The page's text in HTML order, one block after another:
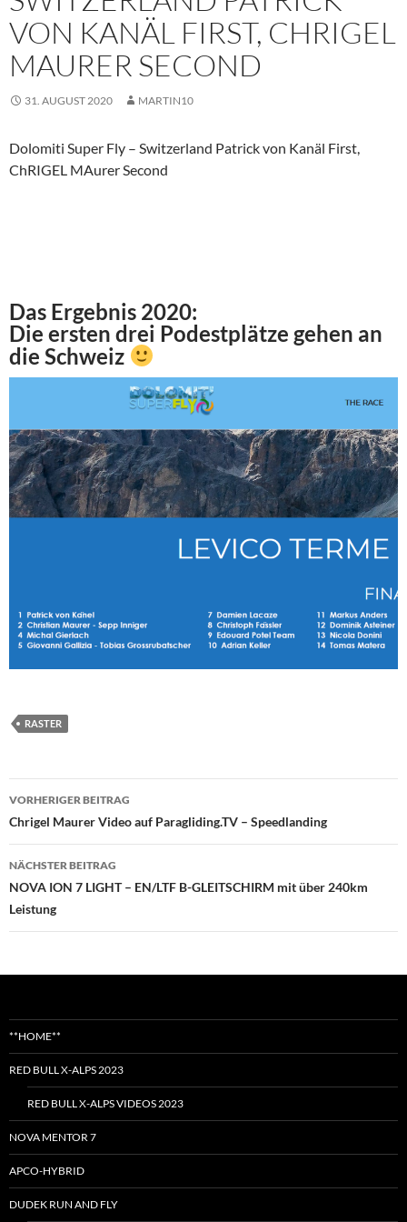
VON KANÄL FIRST, CHRIGEL
MAURER SECOND
31. AUGUST 2020 MARTIN10
Dolomiti Super Fly – Switzerland Patrick von Kanäl First,
ChRIGEL MAurer Second
Das Ergebnis 2020:
Die ersten drei Podestplätze gehen an
die Schweiz
RASTER
Beitragsnavigation
VORHERIGER BEITRAG
Chrigel Maurer Video auf Paragliding.TV – Speedlanding
NÄCHSTER BEITRAG
NOVA ION 7 LIGHT – EN/LTF B-GLEITSCHIRM mit über 240km
Leistung
**HOME**
RED BULL X-ALPS 2023
RED BULL X-ALPS VIDEOS 2023
NOVA MENTOR 7
APCO-HYBRID
DUDEK RUN AND FLY